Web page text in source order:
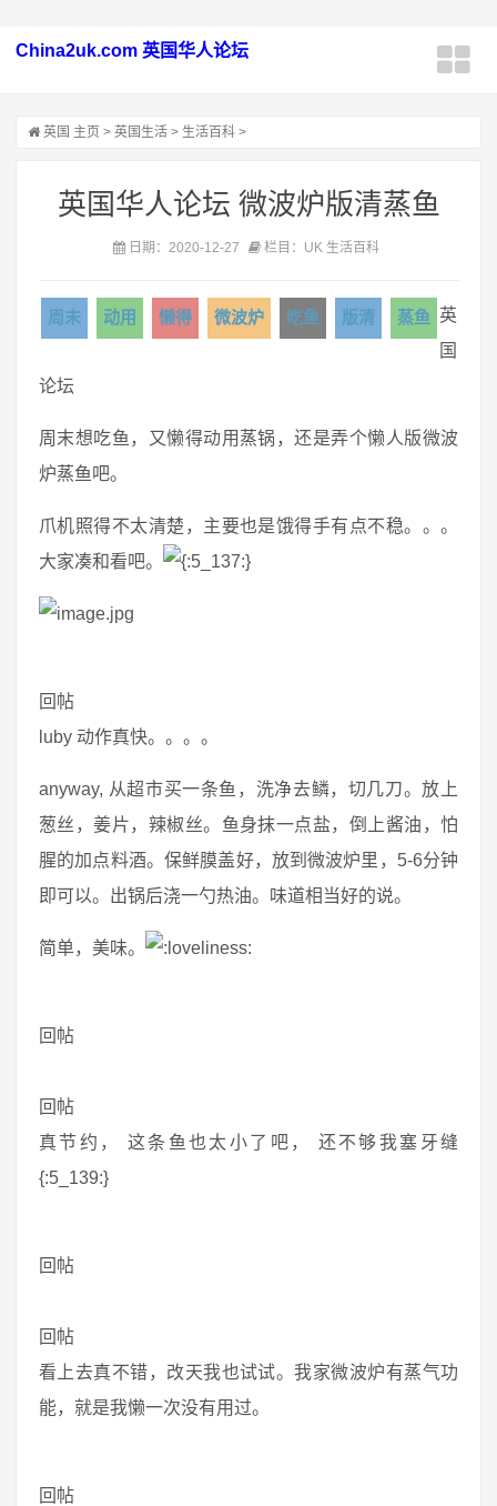
China2uk.com 英国华人论坛
英国 主页 > 英国生活 > 生活百科 >
英国华人论坛 微波炉版清蒸鱼
日期：2020-12-27 栏目：UK 生活百科
周末 动用 懒得 微波炉 吃鱼 版清 蒸鱼
英
国
论坛
周末想吃鱼，又懒得动用蒸锅，还是弄个懒人版微波
炉蒸鱼吧。
爪机照得不太清楚，主要也是饿得手有点不稳。。。
大家凑和看吧。
回帖
luby 动作真快。。。。
anyway, 从超市买一条鱼，洗净去鳞，切几刀。放上
葱丝，姜片，辣椒丝。鱼身抹一点盐，倒上酱油，怕
腥的加点料酒。保鲜膜盖好，放到微波炉里，5-6分钟
即可以。出锅后浇一勺热油。味道相当好的说。
简单，美味。
回帖
回帖
真节约， 这条鱼也太小了吧， 还不够我塞牙缝
{:5_139:}
回帖
回帖
看上去真不错，改天我也试试。我家微波炉有蒸气功
能，就是我懒一次没有用过。
回帖